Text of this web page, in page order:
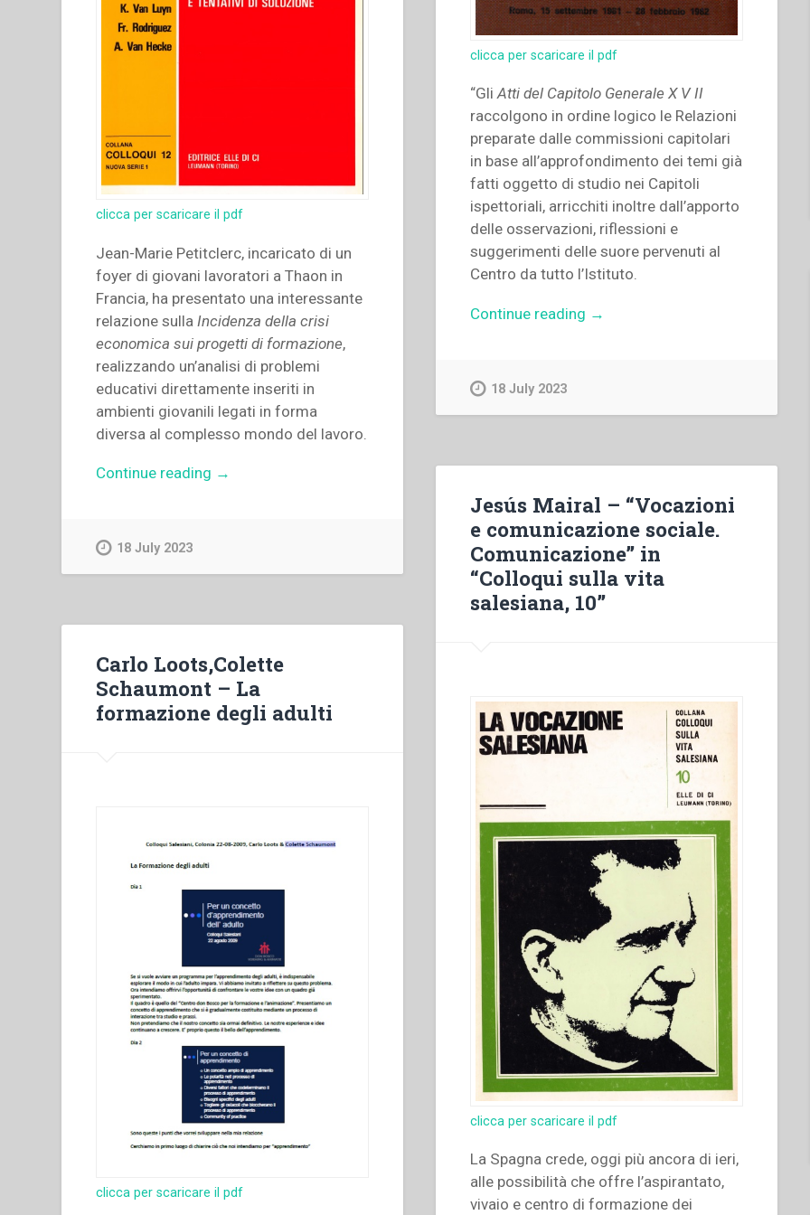
clicca per scaricare il pdf
“GliAtti del Capitolo Generale X V II
raccolgono in ordine logico le Relazioni
preparate dalle commissioni capitolari
in base all’approfondimento dei temi già
fatti oggetto di studio nei Capitoli
ispettoriali, arricchiti inoltre dall’apporto
delle osservazioni, riflessioni e
suggerimenti delle suore pervenuti al
Centro da tutto l’Istituto.
Continue reading “Istituto
del
Capitolo
generale
XVII.
Roma,
15
settembre
febbraio
1982”
→
18 July 2023
clicca per scaricare il pdf
Jean-Marie Petitclerc, incaricato di un
foyer di giovani lavoratori a Thaon in
Francia, ha presentato una interessante
relazione sulla Incidenza della crisi
economica sui progetti di formazione,
realizzando un’analisi di problemi
educativi direttamente inseriti in
ambienti giovanili legati in forma
diversa al complesso mondo del lavoro.
Continue reading “Jean-
economica
sui
progetti
formazione.
→
18 July 2023
Jesús Mairal – “Vocazioni
e comunicazione sociale.
Comunicazione” in
“Colloqui sulla vita
salesiana, 10”
clicca per scaricare il pdf
La Spagna crede, oggi più ancora di ieri,
alle possibilità che offre l’aspirantato,
vivaio e centro di formazione dei
Carlo Loots,Colette
Schaumont – La
formazione degli adulti
clicca per scaricare il pdf